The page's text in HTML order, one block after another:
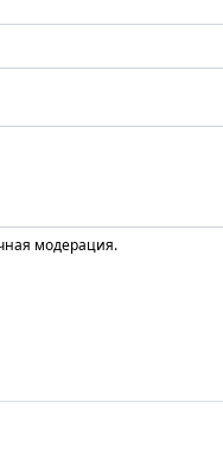
модерация.